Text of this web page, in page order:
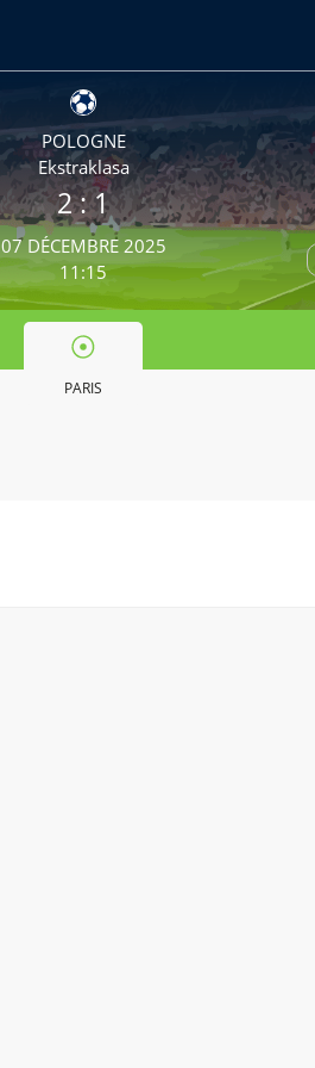
POLOGNE
Ekstraklasa
2: 1
07 DÉCEMBRE 2025
11:15
PARIS